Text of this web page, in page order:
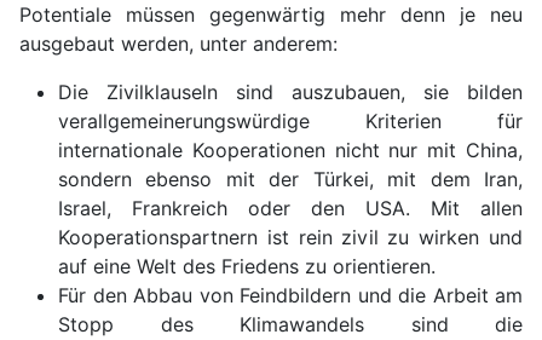
Potentiale müssen gegenwärtig mehr denn je neu
ausgebaut werden, unter anderem:
Die Zivilklauseln sind auszubauen, sie bilden
verallgemeinerungswürdige Kriterien für
internationale Kooperationen nicht nur mit China,
sondern ebenso mit der Türkei, mit dem Iran,
Israel, Frankreich oder den USA. Mit allen
Kooperationspartnern ist rein zivil zu wirken und
auf eine Welt des Friedens zu orientieren.
Für den Abbau von Feindbildern und die Arbeit am
Stopp des Klimawandels sind die